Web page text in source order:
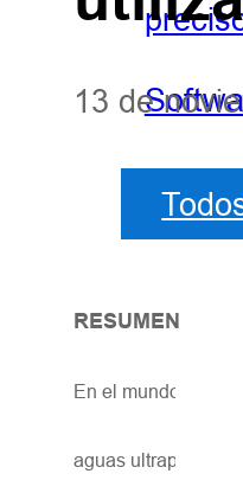
13 de
RESUMEN
En el mundo
aguas